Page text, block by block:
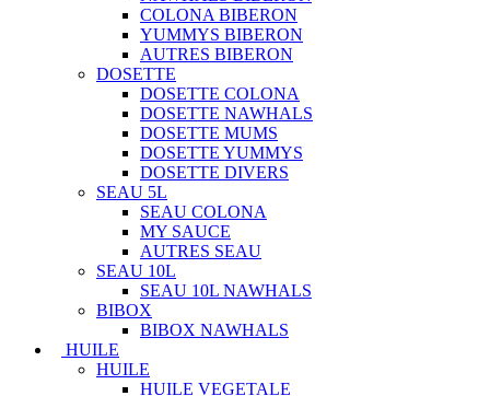
COLONA BIBERON
YUMMYS BIBERON
AUTRES BIBERON
DOSETTE
DOSETTE COLONA
DOSETTE NAWHALS
DOSETTE MUMS
DOSETTE YUMMYS
DOSETTE DIVERS
SEAU 5L
SEAU COLONA
MY SAUCE
AUTRES SEAU
SEAU 10L
SEAU 10L NAWHALS
BIBOX
BIBOX NAWHALS
HUILE
HUILE
HUILE VEGETALE